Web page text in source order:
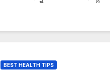
BEST HEALTH TIPS